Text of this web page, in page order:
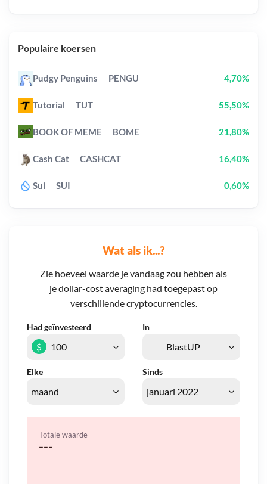
Wat als ik...?
Zie hoeveel waarde je vandaag zou hebben als
je dollar-cost averaging had toegepast op
verschillende cryptocurrencies.
Had geïnvesteerd In
Elke Sinds
$
Totale waarde
---
Populaire koersen
Pudgy Penguins PENGU 4,70%
Tutorial TUT 55,50%
BOOK OF MEME BOME 21,80%
Cash Cat CASHCAT 16,40%
Sui SUI 0,60%